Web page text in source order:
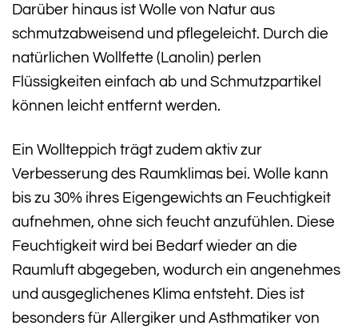
Darüber hinaus ist Wolle von Natur aus
schmutzabweisend und pflegeleicht. Durch die
natürlichen Wollfette (Lanolin) perlen
Flüssigkeiten einfach ab und Schmutzpartikel
können leicht entfernt werden.
Ein Wollteppich trägt zudem aktiv zur
Verbesserung des Raumklimas bei. Wolle kann
bis zu 30% ihres Eigengewichts an Feuchtigkeit
aufnehmen, ohne sich feucht anzufühlen. Diese
Feuchtigkeit wird bei Bedarf wieder an die
Raumluft abgegeben, wodurch ein angenehmes
und ausgeglichenes Klima entsteht. Dies ist
besonders für Allergiker und Asthmatiker von